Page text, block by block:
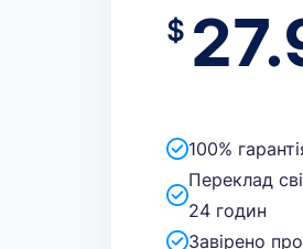
$
100%
Переклад
24 годин
Завірено